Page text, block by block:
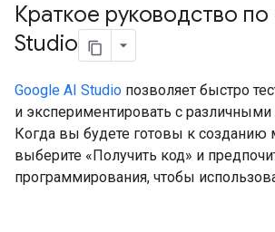
Краткое руководство
Studio
Google AI Studio позволяет быстро
и экспериментировать с различными
Когда вы будете готовы к созданию
выберите «Получить код» и
программирования, чтобы